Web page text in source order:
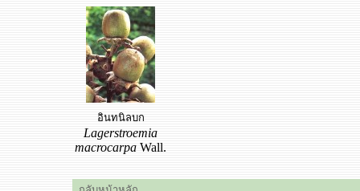
อินทนิลบก
Lagerstroemia
macrocarpa Wall.